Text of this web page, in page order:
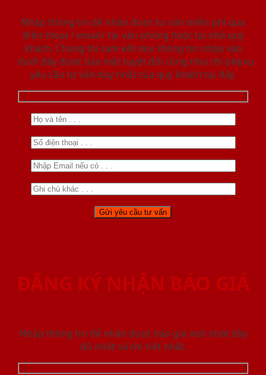
Nhập thông tin để nhận được tư vấn miễn phí qua
điện thoại / email/ tại văn phòng hoặc tại nhà quý
khách. Chúng tôi cam kết mọi thông tin nhập vào
dưới đây được bảo mật tuyệt đối cũng như chỉ phục vụ
yêu cầu tư vấn duy nhất của quý khách tại đây.
ĐĂNG KÝ NHẬN BÁO GIÁ
Nhập thông tin để nhận được báo giá mới nhât đầy
đủ nhất và chi tiết nhất.